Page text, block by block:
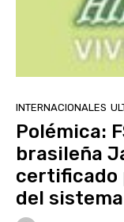
INTERNACIONALES
Polémica:
brasileña
certificado
del